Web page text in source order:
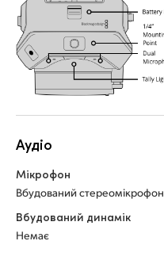
Aудіо
Мікрофон
Вбудований стереомікрофон
Вбудований динамік
Немає